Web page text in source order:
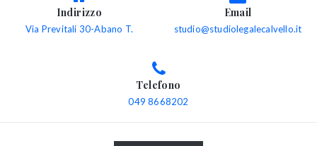
Indirizzo
Via Previtali 30-Abano T.
Email
studio@studiolegalecalvello.it
Telefono
049 8668202